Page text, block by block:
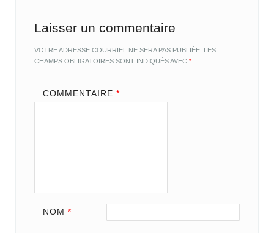
Laisser un commentaire
VOTRE ADRESSE COURRIEL NE SERA PAS PUBLIÉE. LES
CHAMPS OBLIGATOIRES SONT INDIQUÉS AVEC*
COMMENTAIRE *
NOM *